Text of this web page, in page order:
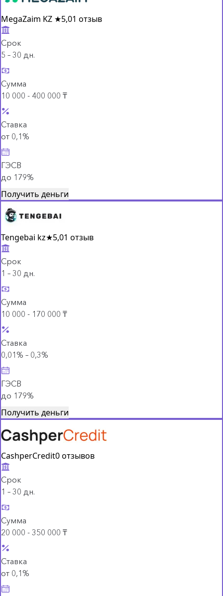
MegaZaim KZ ★5,01 отзыв
Срок
5 – 30 дн.
Сумма
10 000 - 400 000 ₸
Ставка
от 0,1%
ГЭСВ
до 179%
Получить деньги
Tengebai kz★5,01 отзыв
Срок
1 – 30 дн.
Сумма
10 000 - 170 000 ₸
Ставка
0,01% – 0,3%
ГЭСВ
до 179%
Получить деньги
CashperCredit0 отзывов
Срок
1 – 30 дн.
Сумма
20 000 - 350 000 ₸
Ставка
от 0,1%